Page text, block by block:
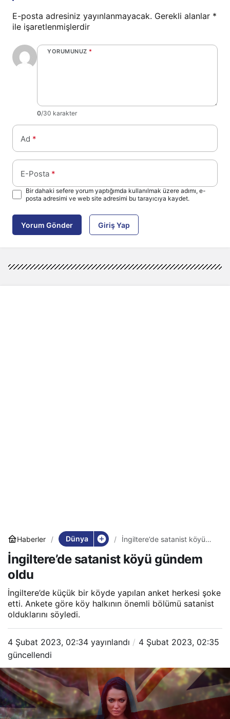
E-posta adresiniz yayınlanmayacak. Gerekli alanlar *
ile işaretlenmişlerdir
YORUMUNUZ *
0/30 karakter
Ad *
E-Posta *
Bir dahaki sefere yorum yaptığımda kullanılmak üzere adımı, e-
posta adresimi ve web site adresimi bu tarayıcıya kaydet.
Yorum Gönder Giriş Yap
Haberler Dünya
İngiltere’de satanist köyü
İngiltere’de satanist köyü gündem
oldu
İngiltere’de küçük bir köyde yapılan anket herkesi şoke
etti. Ankete göre köy halkının önemli bölümü satanist
olduklarını söyledi.
4 Şubat 2023, 02:34 yayınlandı
4 Şubat 2023, 02:35
güncellendi